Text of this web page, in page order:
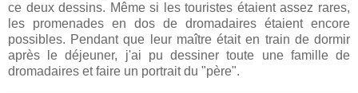
ce deux dessins. Même si les touristes étaient assez rares,
les promenades en dos de dromadaires étaient encore
possibles. Pendant que leur maître était en train de dormir
après le déjeuner, j'ai pu dessiner toute une famille de
dromadaires et faire un portrait du "père".